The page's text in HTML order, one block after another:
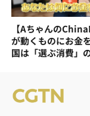
【Aちゃんの
が動くものにお金
国は「選ぶ消費」